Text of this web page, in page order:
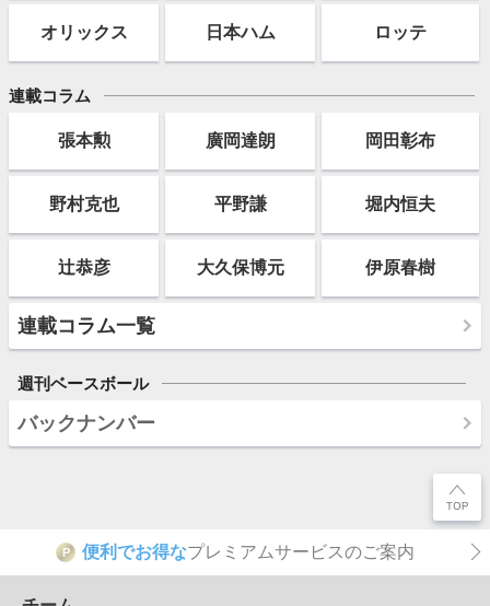
オリックス 日本ハム ロッテ
連載コラム
張本勲 廣岡達朗 岡田彰布
野村克也 平野謙 堀内恒夫
辻恭彦 大久保博元 伊原春樹
連載コラム一覧
週刊ベースボール
バックナンバー
P 便利でお得なプレミアムサービスのご案内